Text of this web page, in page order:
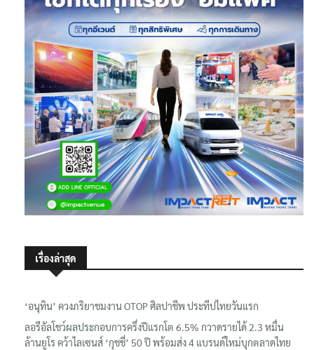
เรื่องล่าสุด
‘อนุทิน’ ควงภริยาชมงาน OTOP ศิลปาชีพ ประทีปไทยวันแรก
ลอรีอัลโชว์ผลประกอบการครึ่งปีแรกโต 6.5% กวาดรายได้ 2.3 หมื่น
ล้านยูโร คว้าไลเซนส์ ‘กุชชี่’ 50 ปี พร้อมส่ง 4 แบรนด์ใหม่บุกตลาดไทย